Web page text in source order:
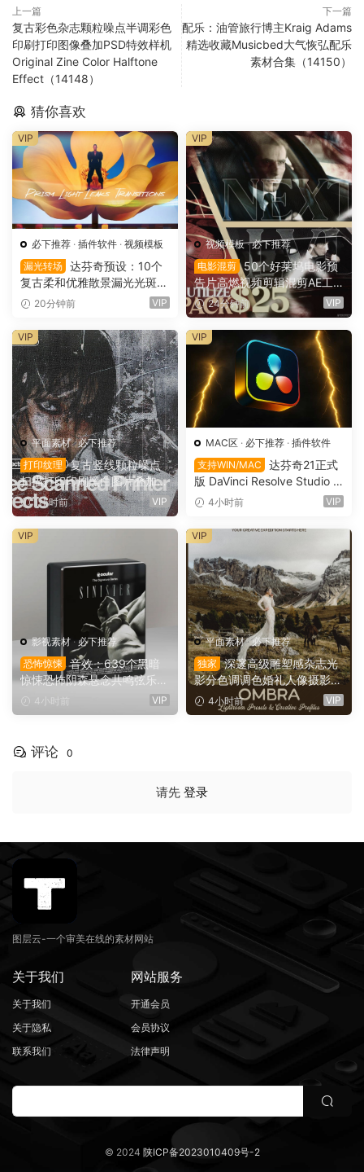
上一篇
复古彩色杂志颗粒噪点半调彩色
印刷打印图像叠加PSD特效样机
Original Zine Color Halftone
Effect（14148）
下一篇
配乐：油管旅行博主Kraig Adams
精选收藏Musicbed大气恢弘配乐
素材合集（14150）
猜你喜欢
必下推荐 · 插件软件 · 视频模板
漏光转场 达芬奇预设：10个
复古柔和优雅散景漏光光斑划
痕纹理叠加4K无缝转场过渡
20分钟前 VIP
VIP
视频模板·必下推荐
电影混剪
50个好莱坞电影预
告片高燃视频剪辑混剪AE工
程项目文件+AE预设+叠加层
+视频教程 UTILIZE NEXTLV
L PACK（16780）
24分钟前 VIP
VIP
平面素材·必下推荐
打印纹理
复古竖线颗粒噪点
扫描打印印刷黑白图片叠加滤
镜PAT 图案纹理+PS动作+GR
D 渐变预设 Züli – +10 Scann
ed-Printer Effects（1674
9）
1小时前 VIP
VIP
MAC区 · 必下推荐 · 插件软件
支持WIN/MAC
达芬奇21正式
版 DaVinci Resolve Studio 2
1.0.4 支持Win/Mac（9736）
4小时前 VIP
VIP
影视素材 · 必下推荐
恐怖惊悚 音效：639个黑暗
惊悚恐怖阴森悬念共鸣弦乐电
影广告游戏音效素材 Ocular
Sounds – Sinister – Horror S
4小时前 VIP
VIP
平面素材·必下推荐
独家
深邃高级雕塑感杂志光
影分色调调色婚礼人像摄影Li
ghtroom预设 Archipelago Q
uest – QUEST 61 OMBRA
4小时前 VIP
VIP
评论 0
请先 登录
图层云-一个审美在线的素材网站
关于我们
关于我们
关于隐私
联系我们
网站服务
开通会员
会员协议
法律声明
© 2024 陕ICP备2023010409号-2